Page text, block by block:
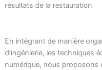
résultats de la restauration
En intégrant de manière
d’ingénierie, les techniques
numérique, nous